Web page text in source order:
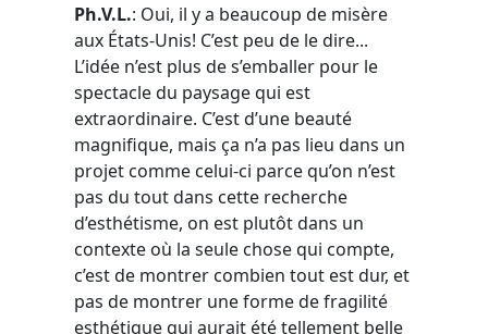
Ph.V.L.: Oui, il y a beaucoup de misère
aux États-Unis! C’est peu de le dire...
L’idée n’est plus de s’emballer pour le
spectacle du paysage qui est
extraordinaire. C’est d’une beauté
magnifique, mais ça n’a pas lieu dans un
projet comme celui-ci parce qu’on n’est
pas du tout dans cette recherche
d’esthétisme, on est plutôt dans un
contexte où la seule chose qui compte,
c’est de montrer combien tout est dur, et
pas de montrer une forme de fragilité
esthétique qui aurait été tellement belle